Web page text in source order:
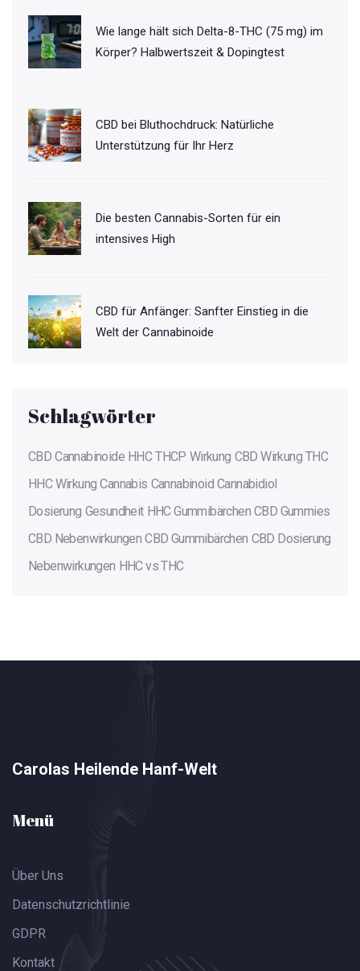
Wie lange hält sich Delta-8-THC (75 mg) im
Körper? Halbwertszeit & Dopingtest
CBD bei Bluthochdruck: Natürliche
Unterstützung für Ihr Herz
Die besten Cannabis-Sorten für ein
intensives High
CBD für Anfänger: Sanfter Einstieg in die
Welt der Cannabinoide
Schlagwörter
CBD Cannabinoide HHC THCP Wirkung CBD Wirkung THC
HHC Wirkung Cannabis Cannabinoid Cannabidiol
Dosierung Gesundheit HHC Gummibärchen CBD Gummies
CBD Nebenwirkungen CBD Gummibärchen CBD Dosierung
Nebenwirkungen HHC vs THC
Carolas Heilende Hanf-Welt
Menü
Über Uns
Datenschutzrichtlinie
GDPR
Kontakt